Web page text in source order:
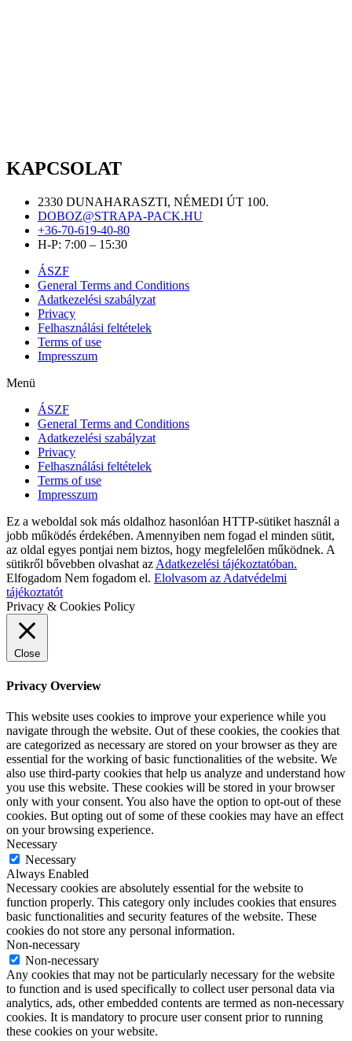
KAPCSOLAT
2330 DUNAHARASZTI, NÉMEDI ÚT 100.
DOBOZ@STRAPA-PACK.HU
+36-70-619-40-80
H-P: 7:00 – 15:30
ÁSZF
General Terms and Conditions
Adatkezelési szabályzat
Privacy
Felhasználási feltételek
Terms of use
Impresszum
Menü
ÁSZF
General Terms and Conditions
Adatkezelési szabályzat
Privacy
Felhasználási feltételek
Terms of use
Impresszum
Ez a weboldal sok más oldalhoz hasonlóan HTTP-sütiket használ a
jobb működés érdekében. Amennyiben nem fogad el minden sütit,
az oldal egyes pontjai nem biztos, hogy megfelelően működnek. A
sütikről bővebben olvashat az Adatkezelési tájékoztatóban.
Elfogadom Nem fogadom el. Elolvasom az Adatvédelmi
tájékoztatót
Privacy & Cookies Policy
Close
Privacy Overview
This website uses cookies to improve your experience while you
navigate through the website. Out of these cookies, the cookies that
are categorized as necessary are stored on your browser as they are
essential for the working of basic functionalities of the website. We
also use third-party cookies that help us analyze and understand how
you use this website. These cookies will be stored in your browser
only with your consent. You also have the option to opt-out of these
cookies. But opting out of some of these cookies may have an effect
on your browsing experience.
Necessary
Necessary
Always Enabled
Necessary cookies are absolutely essential for the website to
function properly. This category only includes cookies that ensures
basic functionalities and security features of the website. These
cookies do not store any personal information.
Non-necessary
Non-necessary
Any cookies that may not be particularly necessary for the website
to function and is used specifically to collect user personal data via
analytics, ads, other embedded contents are termed as non-necessary
cookies. It is mandatory to procure user consent prior to running
these cookies on your website.